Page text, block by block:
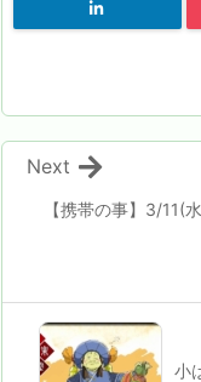
【携帯の事】3/11(
Next
小